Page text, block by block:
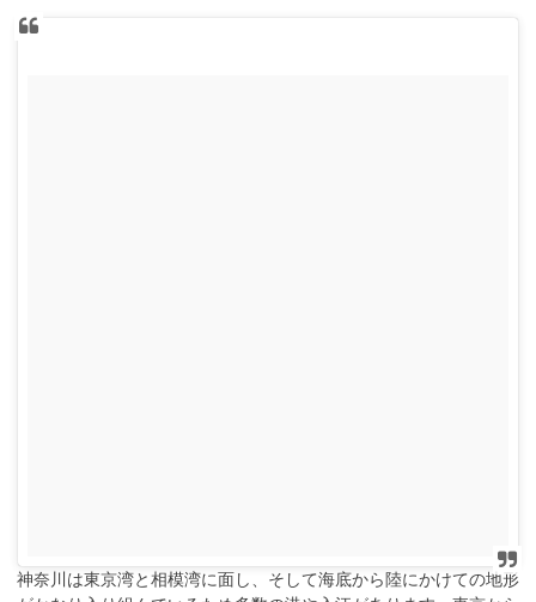
神奈川は東京湾と相模湾に面し、そして海底から陸にかけての地形